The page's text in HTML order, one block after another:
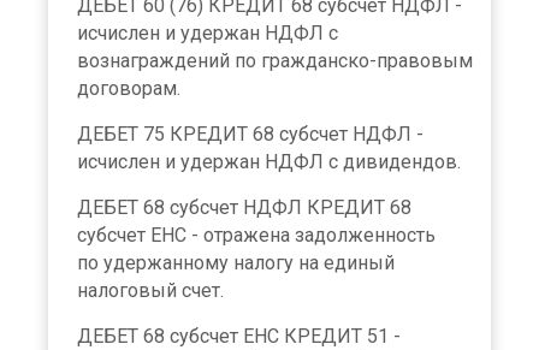
ДЕБЕТ 60 (76) КРЕДИТ 68 субсчет НДФЛ -
исчислен и удержан НДФЛ с
вознаграждений по гражданско-правовым
договорам.
ДЕБЕТ 75 КРЕДИТ 68 субсчет НДФЛ -
исчислен и удержан НДФЛ с дивидендов.
ДЕБЕТ 68 субсчет НДФЛ КРЕДИТ 68
субсчет ЕНС - отражена задолженность
по удержанному налогу на единый
налоговый счет.
ДЕБЕТ 68 субсчет ЕНС КРЕДИТ 51 -